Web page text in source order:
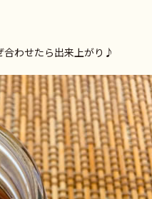
合わせたら出来上がり♪